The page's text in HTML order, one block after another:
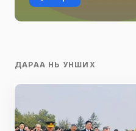
ДАРАА НЬ УНШИХ